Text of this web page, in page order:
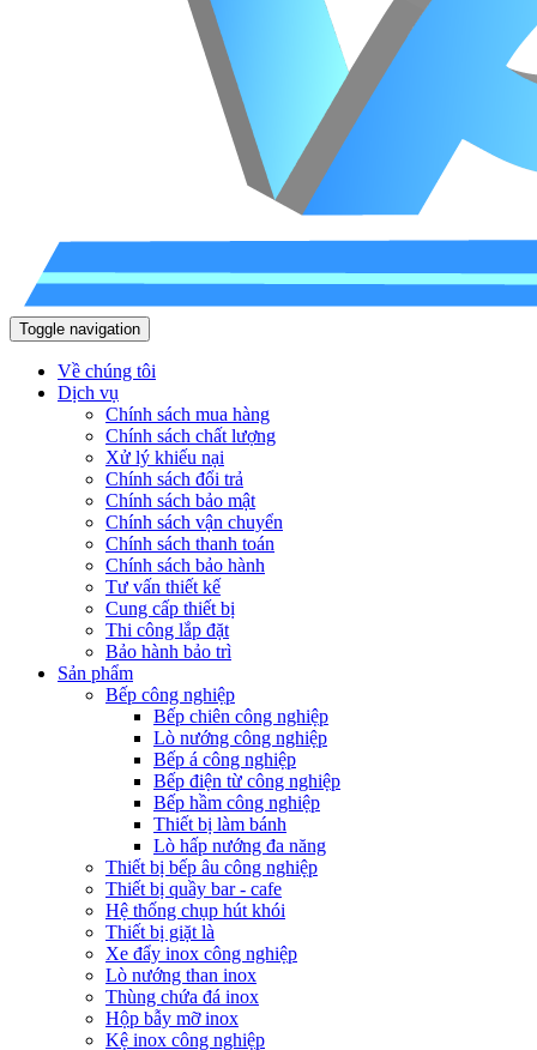
Toggle navigation
Về chúng tôi
Dịch vụ
Chính sách mua hàng
Chính sách chất lượng
Xử lý khiếu nại
Chính sách đổi trả
Chính sách bảo mật
Chính sách vận chuyển
Chính sách thanh toán
Chính sách bảo hành
Tư vấn thiết kế
Cung cấp thiết bị
Thi công lắp đặt
Bảo hành bảo trì
Sản phẩm
Bếp công nghiệp
Bếp chiên công nghiệp
Lò nướng công nghiệp
Bếp á công nghiệp
Bếp điện từ công nghiệp
Bếp hầm công nghiệp
Thiết bị làm bánh
Lò hấp nướng đa năng
Thiết bị bếp âu công nghiệp
Thiết bị quầy bar - cafe
Hệ thống chụp hút khói
Thiết bị giặt là
Xe đẩy inox công nghiệp
Lò nướng than inox
Thùng chứa đá inox
Hộp bẫy mỡ inox
Kệ inox công nghiệp